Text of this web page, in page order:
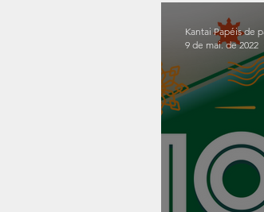
Kantai Papéis de
9 de mai. de 2022